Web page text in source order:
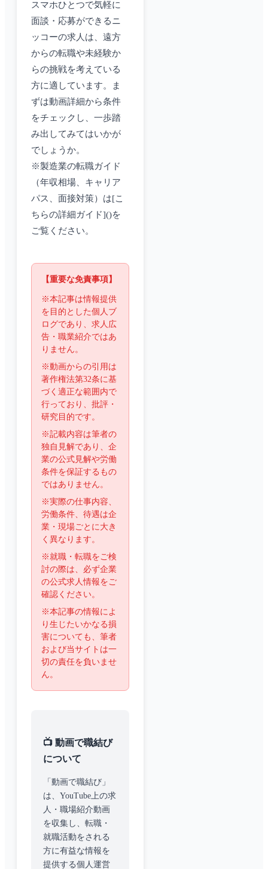
スマホひとつで気軽に
面談・応募ができるニ
ッコーの求人は、遠方
からの転職や未経験か
らの挑戦を考えている
方に適しています。ま
ずは動画詳細から条件
をチェックし、一歩踏
み出してみてはいかが
でしょうか。
※製造業の転職ガイド
（年収相場、キャリア
パス、面接対策）は[こ
ちらの詳細ガイド]()を
ご覧ください。
【重要な免責事項】
※本記事は情報提供
を目的とした個人ブ
ログであり、求人広
告・職業紹介ではあ
りません。
※動画からの引用は
著作権法第32条に基
づく適正な範囲内で
行っており、批評・
研究目的です。
※記載内容は筆者の
独自見解であり、企
業の公式見解や労働
条件を保証するもの
ではありません。
※実際の仕事内容、
労働条件、待遇は企
業・現場ごとに大き
く異なります。
※就職・転職をご検
討の際は、必ず企業
の公式求人情報をご
確認ください。
※本記事の情報によ
り生じたいかなる損
害についても、筆者
および当サイトは一
切の責任を負いませ
ん。
📺 動画で職結び
について
「動画で職結び」
は、YouTube上の求
人・職場紹介動画
を収集し、転職・
就職活動をされる
方に有益な情報を
提供する個人運営